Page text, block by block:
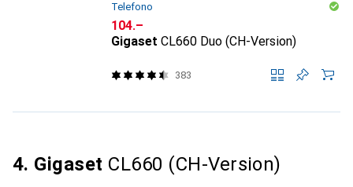
Telefono
CHF
104.–
Gigaset CL660 Duo (CH-Version)
383
4. Gigaset CL660 (CH-Version)